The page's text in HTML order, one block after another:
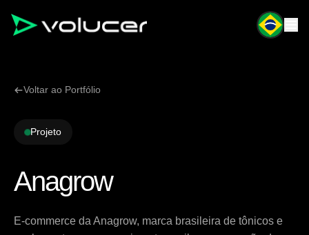
Voltar ao Portfólio
Projeto
Anagrow
E-commerce da Anagrow, marca brasileira de tônicos e